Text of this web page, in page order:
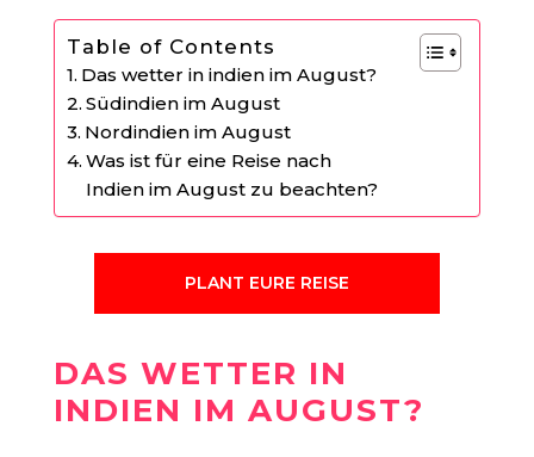
Table of Contents
Das wetter in indien im August?
Südindien im August
Nordindien im August
Was ist für eine Reise nach
Indien im August zu beachten?
PLANT EURE REISE
DAS WETTER IN
INDIEN IM AUGUST?